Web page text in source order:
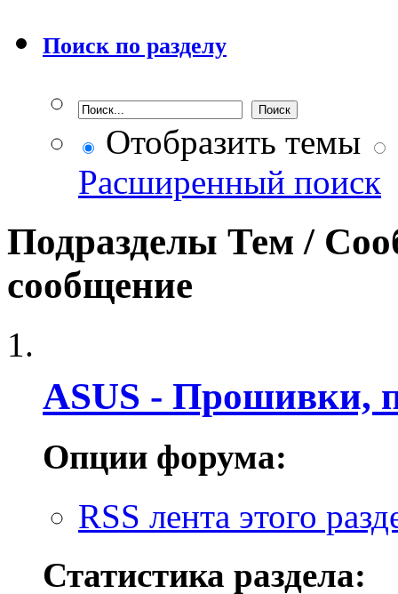
Поиск по разделу
Отобразить темы
Расширенный поиск
Подразделы Тем /
сообщение
ASUS - Прошивки,
Опции форума:
RSS лента этого
Статистика раздела: